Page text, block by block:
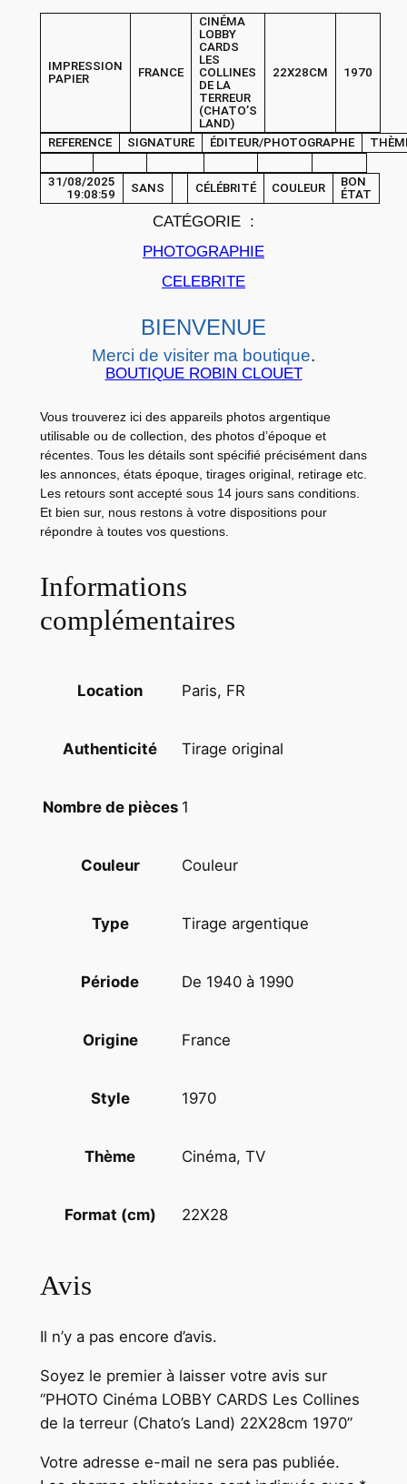
m
a
S
L
e
s
C
o
l
i
n
e
2
2
c
m
1
7
IMPRESSION
PAPIER
FRANCE
CINÉMA
LOBBY
CARDS
LES
COLLINES
DE LA
TERREUR
(CHATO’S
LAND)
22X28CM 1970
REFERENCE SIGNATURE ÉDITEUR/PHOTOGRAPHE
31/08/2025
19:08:59
SANS CÉLÉBRITÉ COULEUR
BON
ÉTAT
CATÉGORIE :
PHOTOGRAPHIE
CELEBRITE
BIENVENUE
Merci de visiter ma boutique.
BOUTIQUE ROBIN CLOUET
Vous trouverez ici des appareils photos argentique
utilisable ou de collection, des photos d’époque et
récentes. Tous les détails sont spécifié précisément dans
les annonces, états époque, tirages original, retirage etc.
Les retours sont accepté sous 14 jours sans conditions.
Et bien sur, nous restons à votre dispositions pour
répondre à toutes vos questions.
Informations
complémentaires
Location Paris, FR
Authenticité Tirage original
Nombre de pièces 1
Couleur Couleur
Type Tirage argentique
Période De 1940 à 1990
Origine France
Style 1970
Thème Cinéma, TV
Format (cm) 22X28
Avis
Il n’y a pas encore d’avis.
Soyez le premier à laisser votre avis sur
“PHOTO Cinéma LOBBY CARDS Les Collines
de la terreur (Chato’s Land) 22X28cm 1970”
Votre adresse e-mail ne sera pas publiée.